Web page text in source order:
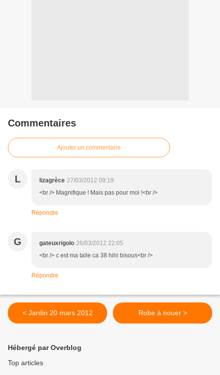
Commentaires
Ajouter un commentaire
L lizagrèce 27/03/2012 09:19
<br /> Magnifique ! Mais pas pour moi !<br />
Répondre
G gateuxrigolo 26/03/2012 22:05
<br /> c est ma taile ca 38 hihi bisous<br />
Répondre
< Jardin 20 mars 2012 Robe à nouer >
Hébergé par Overblog
Top articles